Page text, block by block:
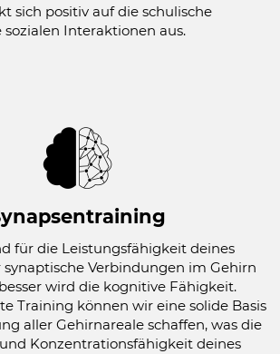
sich positiv auf die schulische
Interaktionen aus.
für die Leistungsfähigkeit deines
synaptische Verbindungen im Gehirn
wird die kognitive Fähigkeit.
Training können wir eine solide Basis
aller Gehirnareale schaffen, was die
Konzentrationsfähigkeit deines